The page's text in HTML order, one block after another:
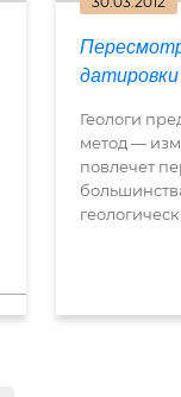
Геологи
метод —
повлечет